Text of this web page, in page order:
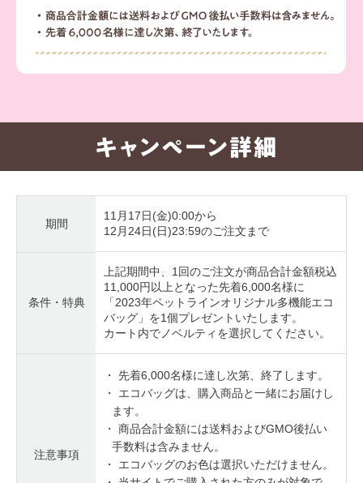
期間
11月17日(金)0:00から
12月24日(日)23:59のご注文まで
条件・特典
上記期間中、1回のご注文が商品合計金額税込
11,000円以上となった先着6,000名様に
「2023年ペットラインオリジナル多機能エコ
バッグ」を1個プレゼントいたします。
カート内でノベルティを選択してください。
注意事項
・ 先着6,000名様に達し次第、終了します。
・ エコバッグは、購入商品と一緒にお届けし
ます。
・ 商品合計金額には送料およびGMO後払い
手数料は含みません。
・ エコバッグのお色は選択いただけません。